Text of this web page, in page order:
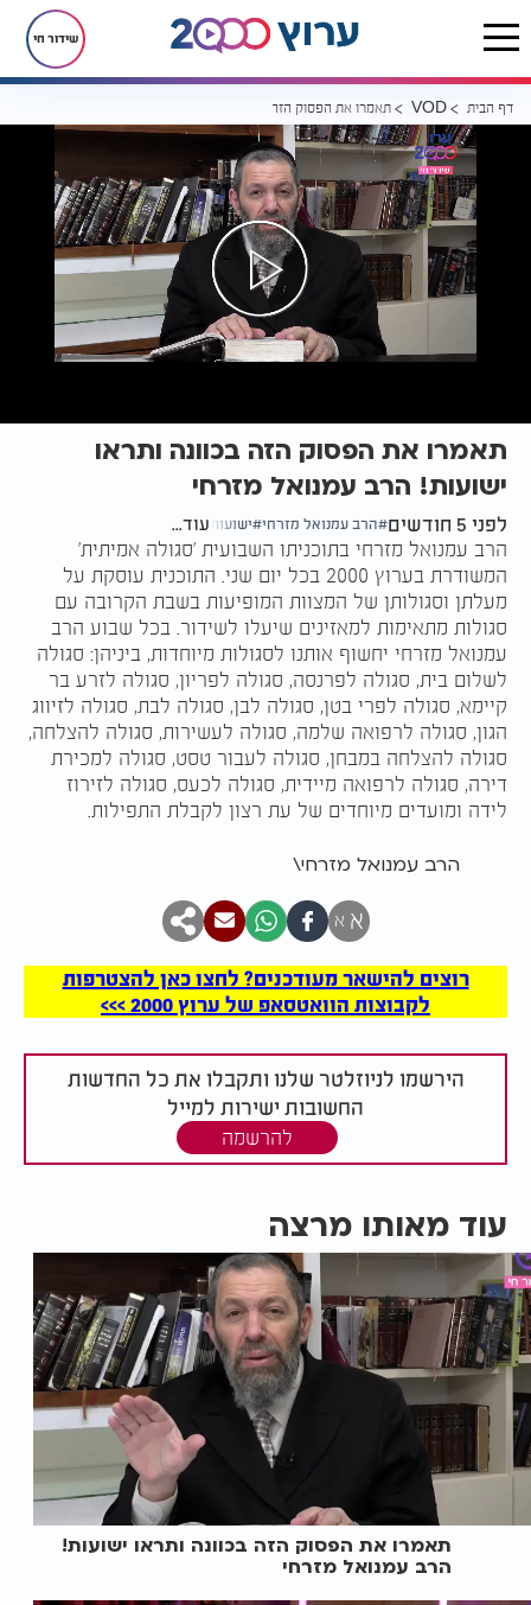
שידור חי
דף הבית VOD תאמרו את הפסוק הזה בכוונה ותראו ישועות! הרב עמנואל מזרחי
תאמרו את הפסוק הזה בכוונה ותראו
ישועות! הרב עמנואל מזרחי
לפני 5 חודשים הרב עמנואל מזרחי ישועות עוד...
הרב עמנואל מזרחי בתוכניתו השבועית 'סגולה אמיתית'
המשודרת בערוץ 2000 בכל יום שני. התוכנית עוסקת על
מעלתן וסגולותן של המצוות המופיעות בשבת הקרובה עם
סגולות מתאימות למאזינים שיעלו לשידור. בכל שבוע הרב
עמנואל מזרחי יחשוף אותנו לסגולות מיוחדות, ביניהן: סגולה
לשלום בית, סגולה לפרנסה, סגולה לפריון, סגולה לזרע בר
קיימא, סגולה לפרי בטן, סגולה לבן, סגולה לבת, סגולה לזיווג
הגון, סגולה לרפואה שלמה, סגולה לעשירות, סגולה להצלחה,
סגולה להצלחה במבחן, סגולה לעבור טסט, סגולה למכירת
דירה, סגולה לרפואה מיידית, סגולה לכעס, סגולה לזירוז
לידה ומועדים מיוחדים של עת רצון לקבלת התפילות.
הרב עמנואל מזרחי\
א א
רוצים להישאר מעודכנים? לחצו כאן להצטרפות
לקבוצות הוואטסאפ של ערוץ 2000 >>>
הירשמו לניוזלטר שלנו ותקבלו את כל החדשות
החשובות ישירות למייל
להרשמה
עוד מאותו מרצה
תאמרו את הפסוק הזה בכוונה ותראו ישועות!
הרב עמנואל מזרחי